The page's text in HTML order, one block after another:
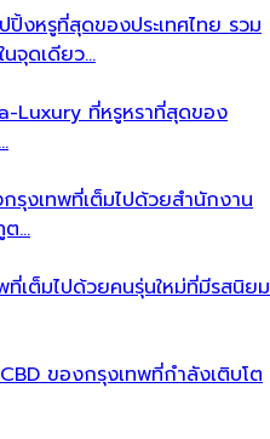
งหรูที่สุดของประเทศไทย รวม
นจุดเดียว…
Luxury ที่หรูหราที่สุดของ
รุงเทพที่เต็มไปด้วยสำนักงาน
ต…
เต็มไปด้วยคนรุ่นใหม่ที่มีรสนิยม
ของกรุงเทพที่กำลังเติบโต